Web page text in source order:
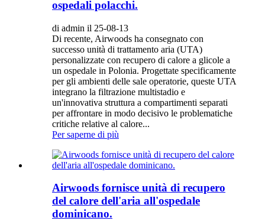
ospedali polacchi.
di admin il 25-08-13
Di recente, Airwoods ha consegnato con
successo unità di trattamento aria (UTA)
personalizzate con recupero di calore a glicole a
un ospedale in Polonia. Progettate specificamente
per gli ambienti delle sale operatorie, queste UTA
integrano la filtrazione multistadio e
un'innovativa struttura a compartimenti separati
per affrontare in modo decisivo le problematiche
critiche relative al calore...
Per saperne di più
Airwoods fornisce unità di recupero
del calore dell'aria all'ospedale
dominicano.